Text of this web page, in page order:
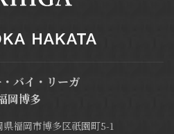
バイ・リーガ
岡博多
福岡市博多区祇園町5-1